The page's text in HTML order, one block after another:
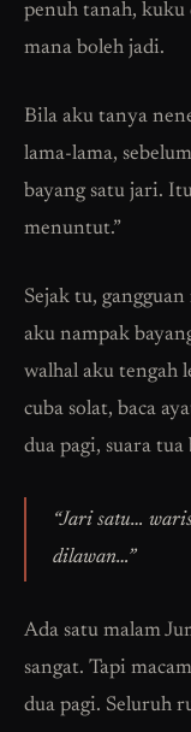
penuh tanah, kuku
mana boleh jadi.
Bila aku tanya
lama-lama,
bayang satu jari.
menuntut.”
Sejak tu,
aku nampak
walhal aku tengah
cuba solat, baca
dua pagi, suara
“Jari satu…
dilawan…”
Ada satu malam
sangat. Tapi
dua pagi. Seluruh